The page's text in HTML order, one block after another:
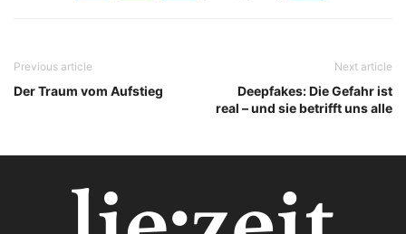
Previous article
Der Traum vom Aufstieg
Next article
Deepfakes: Die Gefahr ist
real – und sie betrifft uns alle